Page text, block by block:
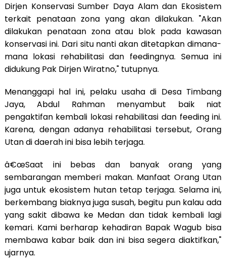
Dirjen Konservasi Sumber Daya Alam dan Ekosistem
terkait penataan zona yang akan dilakukan. "Akan
dilakukan penataan zona atau blok pada kawasan
konservasi ini. Dari situ nanti akan ditetapkan dimana-
mana lokasi rehabilitasi dan feedingnya. Semua ini
didukung Pak Dirjen Wiratno," tutupnya.
Menanggapi hal ini, pelaku usaha di Desa Timbang
Jaya, Abdul Rahman menyambut baik niat
pengaktifan kembali lokasi rehabilitasi dan feeding ini.
Karena, dengan adanya rehabilitasi tersebut, Orang
Utan di daerah ini bisa lebih terjaga.
â€œSaat ini bebas dan banyak orang yang
sembarangan memberi makan. Manfaat Orang Utan
juga untuk ekosistem hutan tetap terjaga. Selama ini,
berkembang biaknya juga susah, begitu pun kalau ada
yang sakit dibawa ke Medan dan tidak kembali lagi
kemari. Kami berharap kehadiran Bapak Wagub bisa
membawa kabar baik dan ini bisa segera diaktifkan,"
ujarnya.